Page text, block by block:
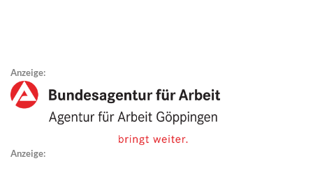
Anzeige:
Anzeige: